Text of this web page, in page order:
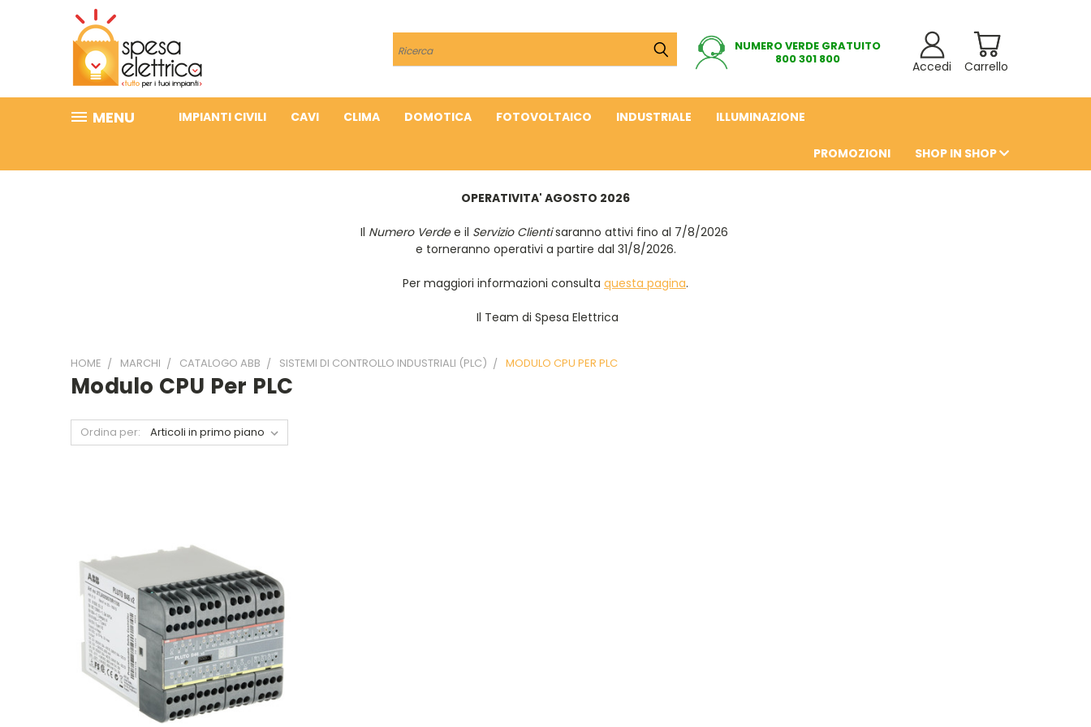
Cerca
NUMERO VERDE GRATUITO
800 301 800
Carrello
Accedi
MENU IMPIANTI CIVILI CAVI CLIMA DOMOTICA FOTOVOLTAICO INDUSTRIALE ILLUMINAZIONE
PROMOZIONI SHOP IN SHOP
OPERATIVITA' AGOSTO 2026
Il Numero Verdee il Servizio Clientisaranno attivi fino al 7/8/2026
e torneranno operativi a partire dal 31/8/2026.
Per maggiori informazioni consulta questa pagina.
Il Team di Spesa Elettrica
HOME MARCHI CATALOGO ABB SISTEMI DI CONTROLLO INDUSTRIALI (PLC) MODULO CPU PER PLC
Modulo CPU Per PLC
Ordina per: